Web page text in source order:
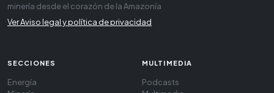
minería desde el corazón de la Amazonía
Ver Aviso legal y política de privacidad
SECCIONES
Energía
MULTIMEDIA
Podcasts